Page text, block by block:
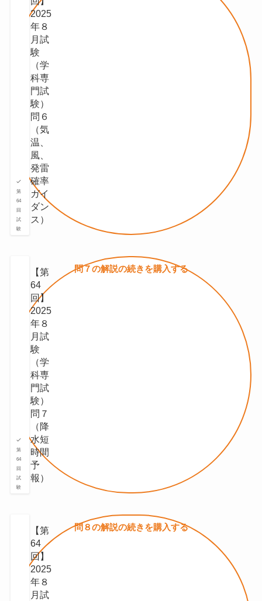
第
64
回
試
験
2025
年８
月試
験
（学
科専
門試
験）
問６
（気
温、
⾵、
発雷
確率
ガイ
ダン
ス）
第
64
回
試
験
【第
64
回】
2025
年８
月試
験
（学
科専
門試
験）
問７
（降
⽔短
時間
予
報）
問７の解説の続きを購入する
【第
64
回】
2025
年８
月試
問８の解説の続きを購入する